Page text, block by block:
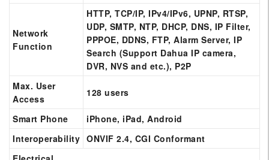
Network
Function
HTTP, TCP/IP, IPv4/IPv6, UPNP, RTSP,
UDP, SMTP, NTP, DHCP, DNS, IP Filter,
PPPOE, DDNS, FTP, Alarm Server, IP
Search (Support Dahua IP camera,
DVR, NVS and etc.), P2P
Max. User
Access
128 users
Smart Phone
iPhone, iPad, Android
Interoperability ONVIF 2.4, CGI Conformant